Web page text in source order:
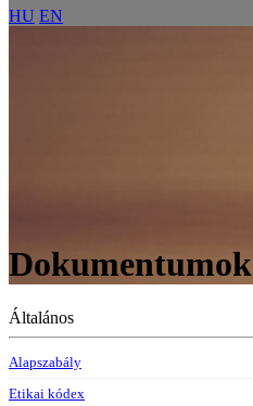
HU EN
Dokumentumok
Általános
Alapszabály
Etikai kódex